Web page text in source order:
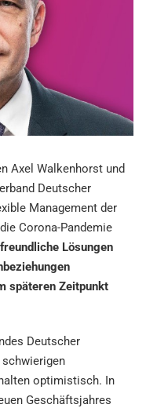
Axel Walkenhorst und
Deutscher
Management der
Corona-Pandemie
Lösungen
späteren Zeitpunkt
Deutscher
optimistisch. In
Geschäftsjahres